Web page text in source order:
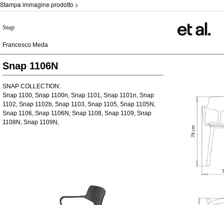
Stampa immagine prodotto >
Snap
Francesco Meda
Snap 1106N
SNAP COLLECTION:
Snap 1100, Snap 1100n, Snap 1101, Snap 1101n, Snap
1102, Snap 1102b, Snap 1103, Snap 1105, Snap 1105N,
Snap 1106, Snap 1106N, Snap 1108, Snap 1109, Snap
1108N, Snap 1109N,